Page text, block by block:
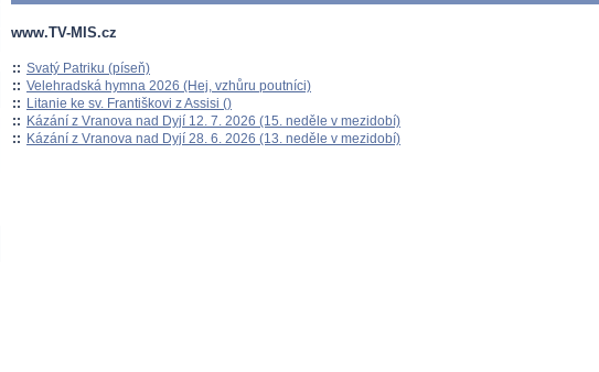
www.TV-MIS.cz
:: Svatý Patriku (píseň)
:: Velehradská hymna 2026 (Hej, vzhůru poutníci)
:: Litanie ke sv. Františkovi z Assisi ()
:: Kázání z Vranova nad Dyjí 12. 7. 2026 (15. neděle v mezidobí)
:: Kázání z Vranova nad Dyjí 28. 6. 2026 (13. neděle v mezidobí)